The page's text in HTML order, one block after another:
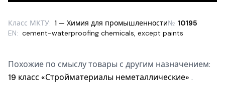
Класс МКТУ: 1 — Химия для промышленности№ 10195
EN: cement-waterproofing chemicals, except paints
Похожие по смыслу товары с другим назначением:
19 класс «Стройматериалы неметаллические» .